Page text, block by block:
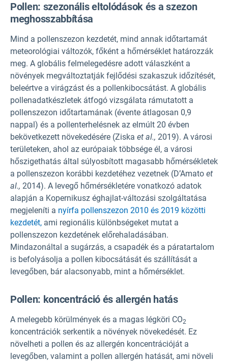
Pollen: szezonális eltolódások és a szezon
meghosszabbítása
Mind a pollenszezon kezdetét, mind annak időtartamát
meteorológiai változók, főként a hőmérséklet határozzák
meg. A globális felmelegedésre adott válaszként a
növények megváltoztatják fejlődési szakaszuk időzítését,
beleértve a virágzást és a pollenkibocsátást. A globális
pollenadatkészletek átfogó vizsgálata rámutatott a
pollenszezon időtartamának (évente átlagosan 0,9
nappal) és a pollenterhelésnek az elmúlt 20 évben
bekövetkezett növekedésére (Ziska et al., 2019). A városi
területeken, ahol az európaiak többsége él, a városi
hőszigethatás által súlyosbított magasabb hőmérsékletek
a pollenszezon korábbi kezdetéhez vezetnek (D’Amato et
al., 2014). A levegő hőmérsékletére vonatkozó adatok
alapján a Kopernikusz éghajlat-változási szolgáltatása
megjeleníti a nyírfa pollenszezon 2010 és 2019 közötti
kezdetét, ami regionális különbségeket mutat a
pollenszezon kezdetének előrehaladásában.
Mindazonáltal a sugárzás, a csapadék és a páratartalom
is befolyásolja a pollen kibocsátását és szállítását a
levegőben, bár alacsonyabb, mint a hőmérséklet.
Pollen: koncentráció és allergén hatás
A melegebb körülmények és a magas légköri CO2
koncentrációk serkentik a növények növekedését. Ez
növelheti a pollen és az allergén koncentrációját a
levegőben, valamint a pollen allergén hatását, ami növeli